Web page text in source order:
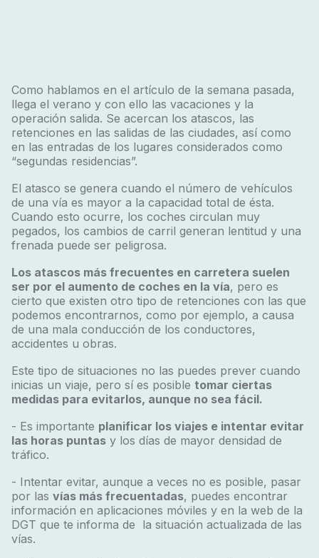
Como hablamos en el artículo de la semana pasada,
llega el verano y con ello las vacaciones y la
operación salida. Se acercan los atascos, las
retenciones en las salidas de las ciudades, así como
en las entradas de los lugares considerados como
“segundas residencias”.
El atasco se genera cuando el número de vehículos
de una vía es mayor a la capacidad total de ésta.
Cuando esto ocurre, los coches circulan muy
pegados, los cambios de carril generan lentitud y una
frenada puede ser peligrosa.
Los atascos más frecuentes en carretera suelen
ser por el aumento de coches en la vía, pero es
cierto que existen otro tipo de retenciones con las que
podemos encontrarnos, como por ejemplo, a causa
de una mala conducción de los conductores,
accidentes u obras.
Este tipo de situaciones no las puedes prever cuando
inicias un viaje, pero sí es posible tomar ciertas
medidas para evitarlos, aunque no sea fácil.
- Es importante planificar los viajes e intentar evitar
las horas puntasy los días de mayor densidad de
tráfico.
- Intentar evitar, aunque a veces no es posible, pasar
por las vías más frecuentadas, puedes encontrar
información en aplicaciones móviles y en la web de la
DGT que te informa de la situación actualizada de las
vías.